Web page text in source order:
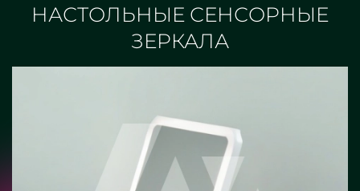
НАСТОЛЬНЫЕ СЕНСОРНЫЕ
ЗЕРКАЛА